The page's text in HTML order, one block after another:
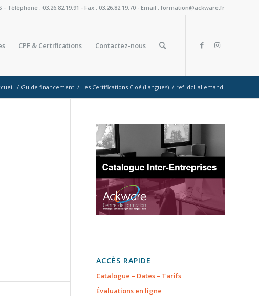
- Téléphone : 03.26.82.19.91 - Fax : 03.26.82.19.70 - Email : formation@ackware.fr
CPF & Certifications Contactez-nous
/ Guide financement / Les Certifications Cloé (Langues) / ref_dcl_allemand
ACCÈS RAPIDE
Catalogue – Dates – Tarifs
Évaluations en ligne